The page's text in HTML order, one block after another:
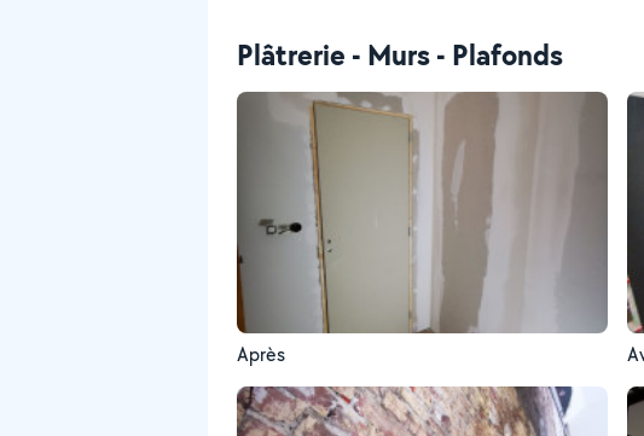
Plâtrerie - Murs - Plafonds
Après